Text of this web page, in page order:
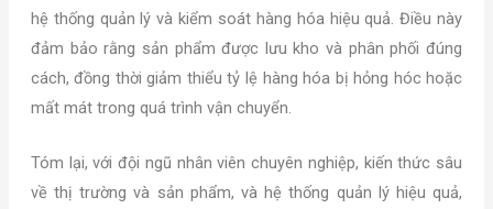
hệ thống quản lý và kiểm soát hàng hóa hiệu quả. Điều này
đảm bảo rằng sản phẩm được lưu kho và phân phối đúng
cách, đồng thời giảm thiểu tỷ lệ hàng hóa bị hỏng hóc hoặc
mất mát trong quá trình vận chuyển.
Tóm lại, với đội ngũ nhân viên chuyên nghiệp, kiến thức sâu
về thị trường và sản phẩm, và hệ thống quản lý hiệu quả,